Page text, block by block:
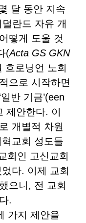
달 동안 지속
란드 자유 개
떻게 도울 것
(Acta GS GKN
흐로닝언 노회
으로 시작하면
반 기금’(een
제안한다. 이
개별적 차원
교회 성도들
회인 고신교회
다. 이제 교회
으니, 전 교회
.
가지 제안을